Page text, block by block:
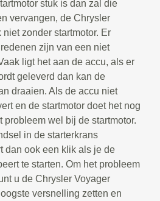
stuk is dan zal die
vervangen, de Chrysler
zonder startmotor. Er
zijn van een niet
ligt het aan de accu, als er
geleverd dan kan de
draaien. Als de accu niet
en de startmotor doet het nog
probleem wel bij de startmotor.
in de starterkrans
dan ook een klik als je de
te starten. Om het probleem
u de Chrysler Voyager
versnelling zetten en